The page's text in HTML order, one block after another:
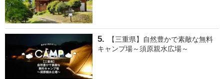
【三重県】自然豊かで素敵な無料
キャンプ場～須原親水広場～